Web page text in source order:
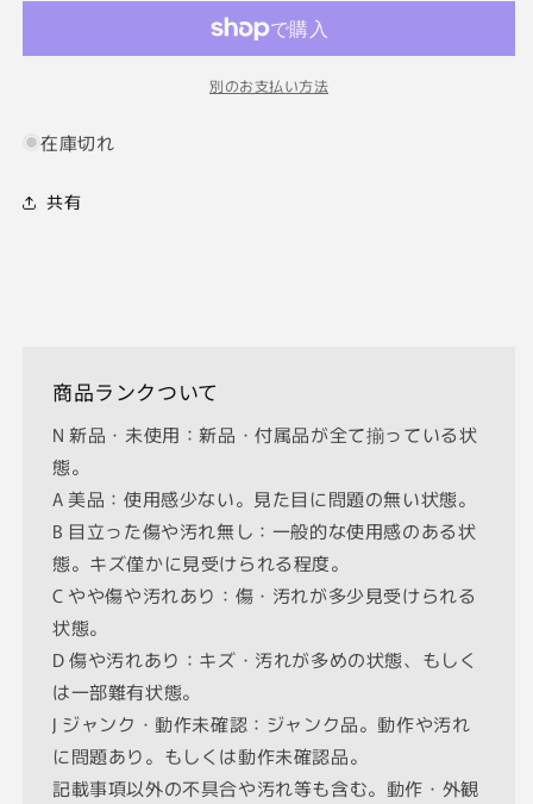
S
ウ
ク
ト
レ
ン
ダ
ー
良
の
数
量
を
減
ら
す
ク
レ
ダ
ー
良
数
を
増
や
す
別のお支払い方法
在庫切れ
共有
商品ランクついて
N 新品・未使用：新品・付属品が全て揃っている状
態。
A 美品：使用感少ない。見た目に問題の無い状態。
B 目立った傷や汚れ無し：一般的な使用感のある状
態。キズ僅かに見受けられる程度。
C やや傷や汚れあり：傷・汚れが多少見受けられる
状態。
D 傷や汚れあり：キズ・汚れが多めの状態、もしく
は一部難有状態。
J ジャンク・動作未確認：ジャンク品。動作や汚れ
に問題あり。もしくは動作未確認品。
記載事項以外の不具合や汚れ等も含む。動作・外観